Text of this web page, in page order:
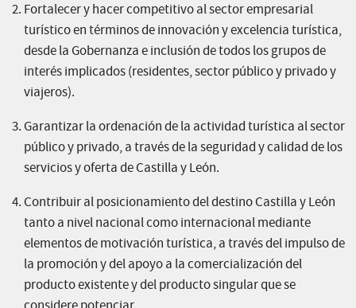
Fortalecer y hacer competitivo al sector empresarial
turístico en términos de innovación y excelencia turística,
desde la Gobernanza e inclusión de todos los grupos de
interés implicados (residentes, sector público y privado y
viajeros).
Garantizar la ordenación de la actividad turística al sector
público y privado, a través de la seguridad y calidad de los
servicios y oferta de Castilla y León.
Contribuir al posicionamiento del destino Castilla y León
tanto a nivel nacional como internacional mediante
elementos de motivación turística, a través del impulso de
la promoción y del apoyo a la comercialización del
producto existente y del producto singular que se